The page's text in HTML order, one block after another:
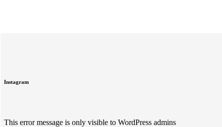
Instagram
This error message is only visible to WordPress admins